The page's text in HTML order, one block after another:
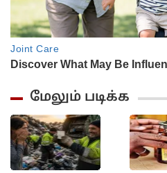
மேலும் படிக்க